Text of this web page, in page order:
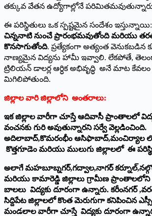
తక్కువ వేతన ఉద్యోగాల్లోనే
ఈ పరిస్థితులు ఒక స్పష్టమైన సందేశం ఇస్తున్నాయి:
చిన్ననాటి నుంచే ప్రారంభమవుతోంది మరియు
కొనసాగుతోంది. ప్రత్యేకంగా అత్యంత వెనుకబడిన
నాణ్యమైన విద్యను హామీ ఇవ్వాలి. లేకపోతే,
ట్రిలియన్ డాలర్ల ఆర్ధిక అభివృద్ధి అనే మాట
మిగిలిపోతుంది.
జిల్లాల వారి జిల్లాలోని అంతరాలు:
ఇక జిల్లాల వారీగా చూస్తే ఆదివాసీ ప్రాంతాలలో
వంచనకు గురి అవుతున్నారని సర్వే వెల్లడించింది.
అదిలాబాద్,కొమరంభీం ఆసిఫాబాద్,మంచిర్యాల లో
కొత్తగూడెం మరియు ములుగు జిల్లాలలో ఈ
అలాగే మహబూబ్నగర్,గద్వాల,నాగర్
మరియు కామారెడ్డి జిల్లాలు గ్రామీణ ప్రాంతాలలోని
బాలలు విద్యకు దూరంగా ఉన్నారు. కరీంనగర్
సిద్దిపేట జిల్లాలలో కొంత మెరుగుగా కనిపించిన
మండలాల వారీగా చూస్తే విద్యకు దూరంగా